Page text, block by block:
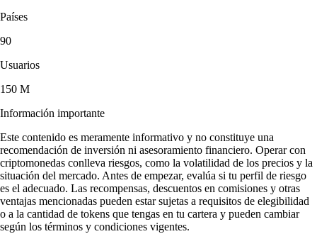
Países
90
Usuarios
150 M
Información importante
Este contenido es meramente informativo y no constituye una
recomendación de inversión ni asesoramiento financiero. Operar con
criptomonedas conlleva riesgos, como la volatilidad de los precios y la
situación del mercado. Antes de empezar, evalúa si tu perfil de riesgo
es el adecuado. Las recompensas, descuentos en comisiones y otras
ventajas mencionadas pueden estar sujetas a requisitos de elegibilidad
o a la cantidad de tokens que tengas en tu cartera y pueden cambiar
según los términos y condiciones vigentes.